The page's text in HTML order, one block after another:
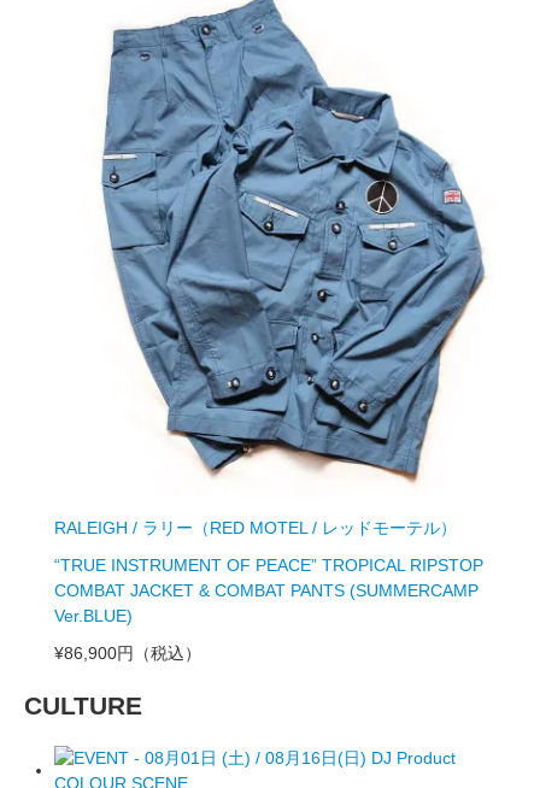
RALEIGH / ラリー（RED MOTEL / レッドモーテル）
“TRUE INSTRUMENT OF PEACE” TROPICAL RIPSTOP
COMBAT JACKET & COMBAT PANTS (SUMMERCAMP
Ver.BLUE)
¥86,900円
（税込）
CULTURE